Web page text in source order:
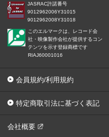
JASRAC許諾番号
9012962006Y31015
9012962008Y31018
このエルマークは、レコード会
社・映像製作会社が提供するコン
テンツを示す登録商標です
RIAJ60001016
会員規約/利用規約
特定商取引法に基づく表記
会社概要